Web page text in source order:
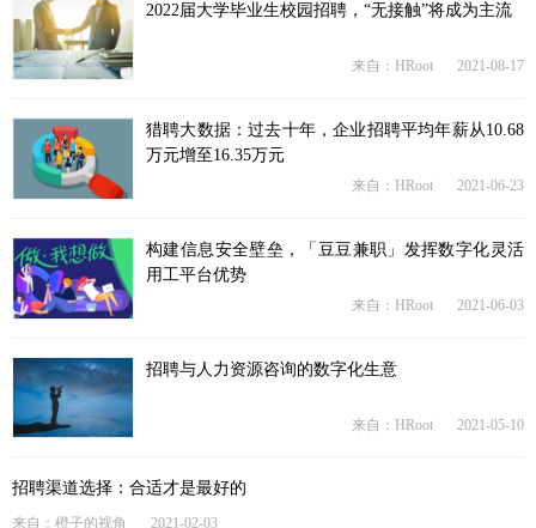
2022届大学毕业生校园招聘，“无接触”将成为主流
来自：HRoot 2021-08-17
猎聘大数据：过去十年，企业招聘平均年薪从10.68
万元增至16.35万元
来自：HRoot 2021-06-23
构建信息安全壁垒，「豆豆兼职」发挥数字化灵活
用工平台优势
来自：HRoot 2021-06-03
招聘与人力资源咨询的数字化生意
来自：HRoot 2021-05-10
招聘渠道选择：合适才是最好的
来自：橙子的视角 2021-02-03